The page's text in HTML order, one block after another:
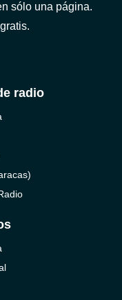
sólo una página.
radio